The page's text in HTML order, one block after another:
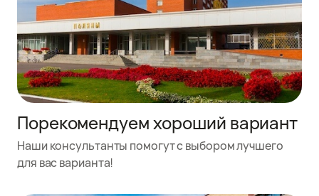
Порекомендуем хороший вариант
Наши консультанты помогут с выбором лучшего
для вас варианта!